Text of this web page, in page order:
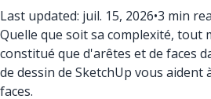
Last updated: juil. 15, 2026•3 min
Quelle que soit sa complexité, tout
constitué que d'arêtes et de faces
de dessin de SketchUp vous aident
faces.